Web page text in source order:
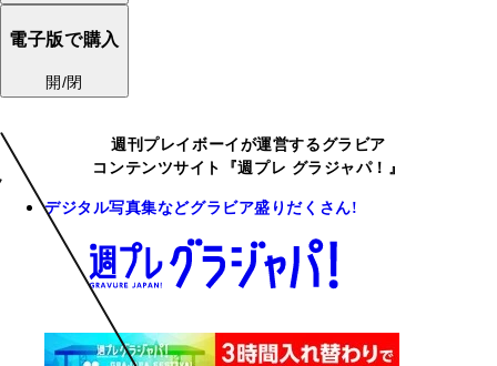
電子版で購入
開/閉
週刊プレイボーイが運営するグラビア
コンテンツサイト『週プレ グラジャパ！』
デジタル写真集などグラビア盛りだくさん!